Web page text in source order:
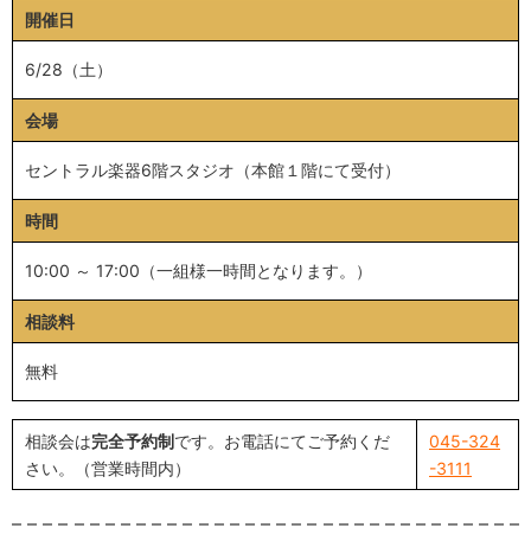
開催日
6/28（土）
会場
セントラル楽器6階スタジオ（本館１階にて受付）
時間
10:00 ～ 17:00（一組様一時間となります。）
相談料
無料
相談会は完全予約制です。お電話にてご予約くだ
さい。（営業時間内）
045-324
-3111
– – – – – – – – – – – – – – – – – – – – – – – – – – – – – – – – –